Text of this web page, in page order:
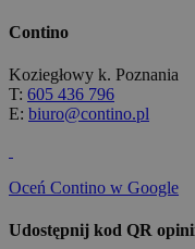
Contino
Koziegłowy k. Poznania
T: 605 436 796
E: biuro@contino.pl
Oceń Contino w Google
Udostępnij kod QR